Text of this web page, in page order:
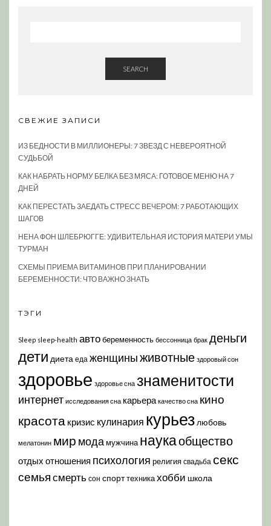
SEARCH
СВЕЖИЕ ЗАПИСИ
ИЗ БЕДНОСТИ В МИЛЛИОНЕРЫ: 7 ЗВЕЗД С НЕВЕРОЯТНОЙ
СУДЬБОЙ
КАК НАБРАТЬ НОРМУ БЕЛКА БЕЗ МЯСА: ГОТОВОЕ МЕНЮ НА 7
ДНЕЙ
КАК ПЕРЕСТАТЬ ЗАЕДАТЬ СТРЕСС ВЕЧЕРОМ: 7 РАБОТАЮЩИХ
ШАГОВ
НЕНА ФОН ШЛЕБРЮГГЕ: УДИВИТЕЛЬНАЯ ИСТОРИЯ МАТЕРИ УМЫ
ТУРМАН
СХЕМЫ ПРИЕМА ВИТАМИНОВ ПРИ ПЛАНИРОВАНИИ
БЕРЕМЕННОСТИ: ЧТО ВАЖНО ЗНАТЬ
ТЭГИ
Sleep sleep-health автобеременность бессонница брак деньги
дети диета еда женщиныживотные здоровый сон
здоровье здоровье сна знаменитости
интернет исследования сна карьера качество сна кино
красота кризис кулинария курьез любовь
мелатонин мир модамужчина наукаобщество
отдых отношения психология религия свадьба секс
семья смерть сон спорттехникахобби школа